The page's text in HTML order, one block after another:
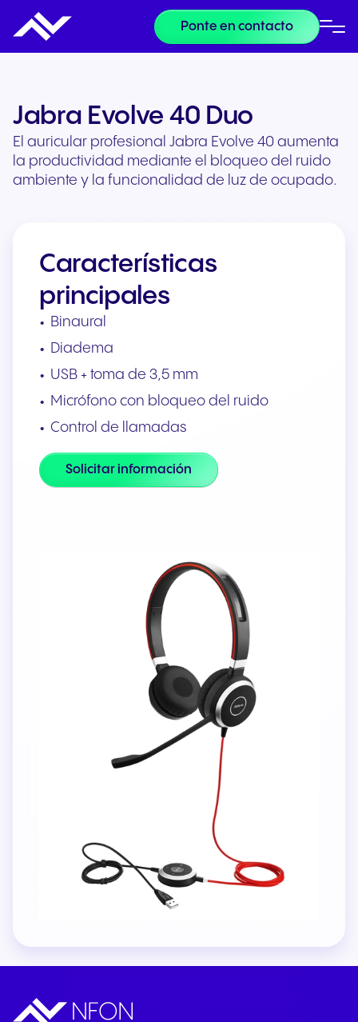
Ponte en contacto
Jabra Evolve 40 Duo
El auricular profesional Jabra Evolve 40 aumenta
la productividad mediante el bloqueo del ruido
ambiente y la funcionalidad de luz de ocupado.
Características
principales
Binaural
Diadema
USB + toma de 3,5 mm
Micrófono con bloqueo del ruido
Control de llamadas
Solicitar información